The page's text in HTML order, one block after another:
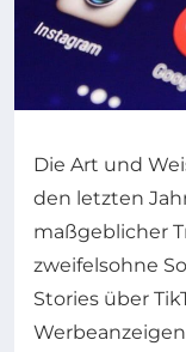
Die Art und
den letzten
maßgeblicher
zweifelsohne
Stories über